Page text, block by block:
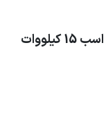
الکتروگیربکس شافت مستقیم شریف 20 اسب 15 کیلووات